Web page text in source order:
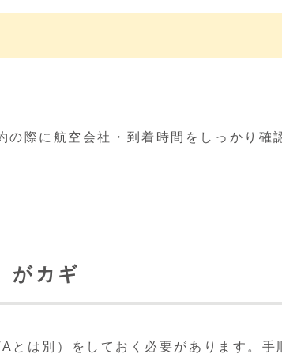
の際に航空会社・到着時間をしっかり確
がカギ
とは別）をしておく必要があります。手